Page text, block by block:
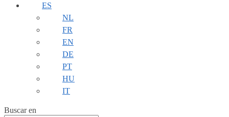
ES
NL
FR
EN
DE
PT
HU
IT
Buscar en